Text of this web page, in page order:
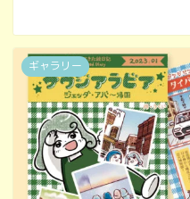
ギャラリー